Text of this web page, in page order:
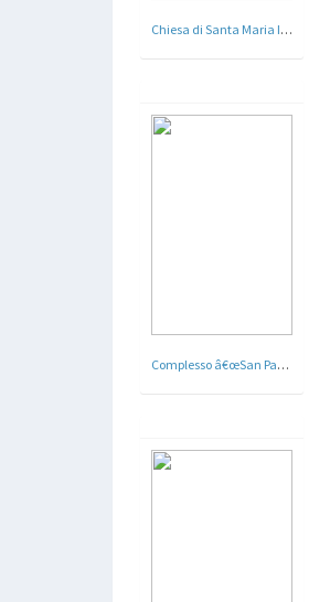
Chiesa di Santa Maria Immacolata e San Giuseppe Benedetto Labre - Roma - 1928 - 30
Complesso â€œSan Pancrazioâ€ I.C.P. ( Istituto Case Popolari ) -Â Roma - 1929 - 30